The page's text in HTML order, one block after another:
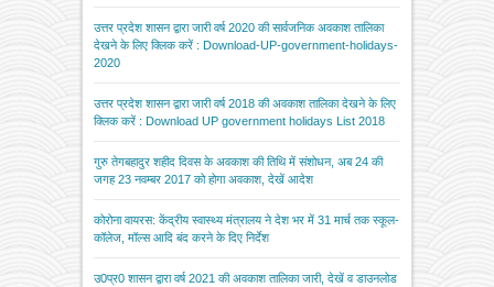
उत्तर प्रदेश शासन द्वारा जारी वर्ष 2020 की सार्वजनिक अवकाश तालिका
देखने के लिए क्लिक करें : Download-UP-government-holidays-
2020
उत्तर प्रदेश शासन द्वारा जारी वर्ष 2018 की अवकाश तालिका देखने के लिए
क्लिक करें : Download UP government holidays List 2018
गुरु तेगबहादुर शहीद दिवस के अवकाश की तिथि में संशोधन, अब 24 की
जगह 23 नवम्बर 2017 को होगा अवकाश, देखें आदेश
कोरोना वायरस: केंद्रीय स्वास्थ्य मंत्रालय ने देश भर में 31 मार्च तक स्कूल-
कॉलेज, मॉल्स आदि बंद करने के दिए निर्देश
उ0प्र0 शासन द्वारा वर्ष 2021 की अवकाश तालिका जारी, देखें व डाउनलोड